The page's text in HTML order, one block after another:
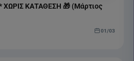
ΚΑΤΑΘΕΣΗ 🎁 (Μάρτιος
01/03